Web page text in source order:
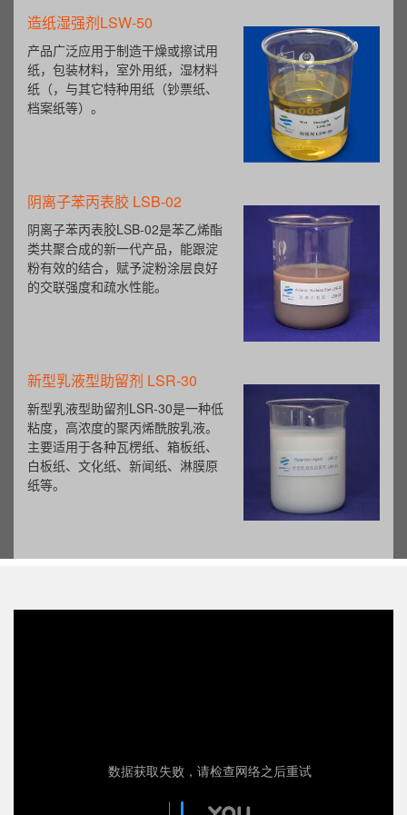
造纸湿强剂LSW-50
产品广泛应用于制造干燥或擦试用
纸，包装材料，室外用纸，湿材料
纸（，与其它特种用纸（钞票纸、
档案纸等）。
阴离子苯丙表胶 LSB-02
阴离子苯丙表胶LSB-02是苯乙烯酯
类共聚合成的新一代产品，能跟淀
粉有效的结合，赋予淀粉涂层良好
的交联强度和疏水性能。
新型乳液型助留剂 LSR-30
新型乳液型助留剂LSR-30是一种低
粘度，高浓度的聚丙烯酰胺乳液。
主要适用于各种瓦楞纸、箱板纸、
白板纸、文化纸、新闻纸、淋膜原
纸等。